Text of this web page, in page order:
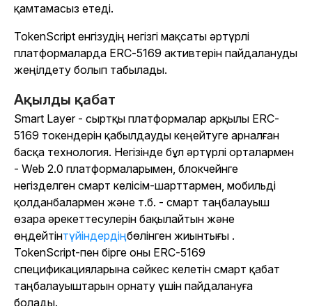
қамтамасыз етеді.
TokenScript енгізудің негізгі мақсаты әртүрлі
платформаларда ERC-5169 активтерін пайдалануды
жеңілдету болып табылады.
Ақылды қабат
Smart Layer - сыртқы платформалар арқылы ERC-
5169 токендерін қабылдауды кеңейтуге арналған
басқа технология. Негізінде бұл әртүрлі орталармен
- Web 2.0 платформаларымен, блокчейнге
негізделген смарт келісім-шарттармен, мобильді
қолданбалармен және т.б. - смарт таңбалауыш
өзара әрекеттесулерін бақылайтын және
өңдейтінтүйіндердіңбөлінген жиынтығы .
TokenScript-пен бірге оны ERC-5169
спецификацияларына сәйкес келетін смарт қабат
таңбалауыштарын орнату үшін пайдалануға
болады.